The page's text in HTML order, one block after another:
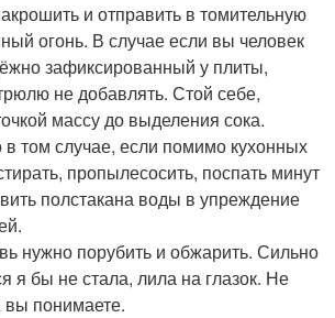
и отправить в томительную
огонь. В случае если вы человек
зафиксированный у плиты,
не добавлять. Стой себе,
массу до выделения сока.
том случае, если помимо кухонных
пропылесосить, поспать минут
полстакана воды в упреждение
нужно порубить и обжарить. Сильно
я бы не стала, лила на глазок. Не
вы понимаете.